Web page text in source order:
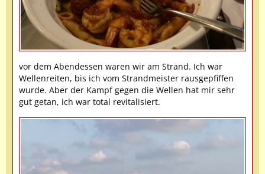
vor dem Abendessen waren wir am Strand. Ich war
Wellenreiten, bis ich vom Strandmeister rausgepfiffen
wurde. Aber der Kampf gegen die Wellen hat mir sehr
gut getan, ich war total revitalisiert.